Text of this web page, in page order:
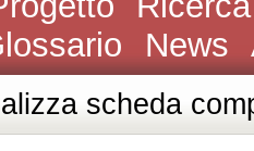
News
scheda